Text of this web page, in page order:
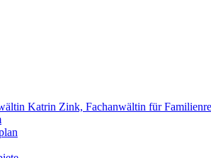
Katrin Zink, Fachanwältin für